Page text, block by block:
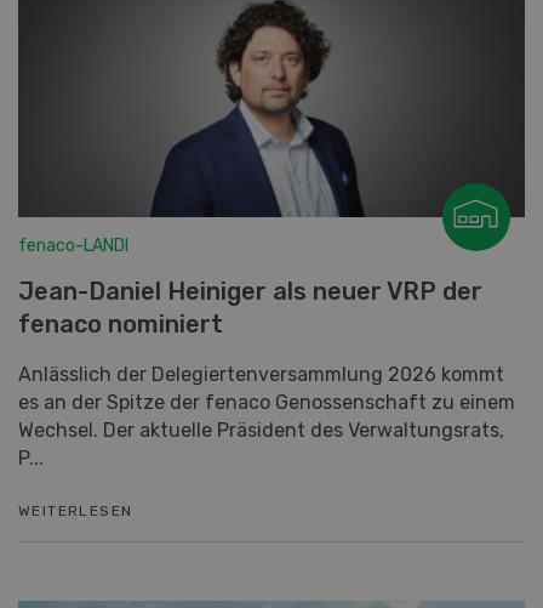
fenaco-LANDI
Jean-Daniel Heiniger als neuer VRP der
fenaco nominiert
Anlässlich der Delegiertenversammlung 2026 kommt
es an der Spitze der fenaco Genossenschaft zu einem
P...